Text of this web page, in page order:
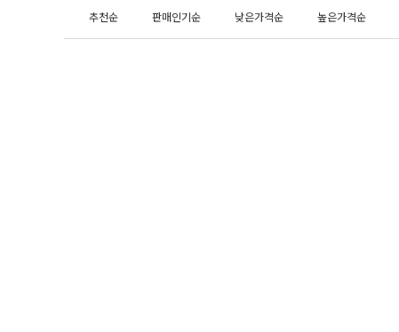
추천순 판매인기순 낮은가격순 높은가격순